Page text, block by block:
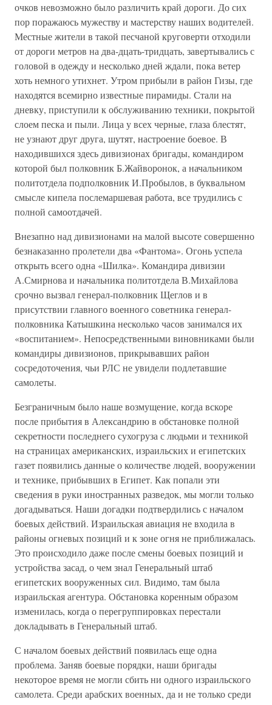
очков невозможно было различить край дороги. До сих
пор поражаюсь мужеству и мастерству наших водителей.
Местные жители в такой песчаной круговерти отходили
от дороги метров на два-дцать-тридцать, завертывались с
головой в одежду и несколько дней ждали, пока ветер
хоть немного утихнет. Утром прибыли в район Гизы, где
находятся всемирно известные пирамиды. Стали на
дневку, приступили к обслуживанию техники, покрытой
слоем песка и пыли. Лица у всех черные, глаза блестят,
не узнают друг друга, шутят, настроение боевое. В
находившихся здесь дивизионах бригады, командиром
которой был полковник Б.Жайворонок, а начальником
политотдела подполковник И.Пробылов, в буквальном
смысле кипела послемаршевая работа, все трудились с
полной самоотдачей.
Внезапно над дивизионами на малой высоте совершенно
безнаказанно пролетели два «Фантома». Огонь успела
открыть всего одна «Шилка». Командира дивизии
А.Смирнова и начальника политотдела В.Михайлова
срочно вызвал генерал-полковник Щеглов и в
присутствии главного военного советника генерал-
полковника Катышкина несколько часов занимался их
«воспитанием». Непосредственными виновниками были
командиры дивизионов, прикрывавших район
сосредоточения, чьи РЛС не увидели подлетавшие
самолеты.
Безграничным было наше возмущение, когда вскоре
после прибытия в Александрию в обстановке полной
секретности последнего сухогруза с людьми и техникой
на страницах американских, израильских и египетских
газет появились данные о количестве людей, вооружении
и технике, прибывших в Египет. Как попали эти
сведения в руки иностранных разведок, мы могли только
догадываться. Наши догадки подтвердились с началом
боевых действий. Израильская авиация не входила в
районы огневых позиций и к зоне огня не приближалась.
Это происходило даже после смены боевых позиций и
устройства засад, о чем знал Генеральный штаб
египетских вооруженных сил. Видимо, там была
израильская агентура. Обстановка коренным образом
изменилась, когда о перегруппировках перестали
докладывать в Генеральный штаб.
С началом боевых действий появилась еще одна
проблема. Заняв боевые порядки, наши бригады
некоторое время не могли сбить ни одного израильского
самолета. Среди арабских военных, да и не только среди